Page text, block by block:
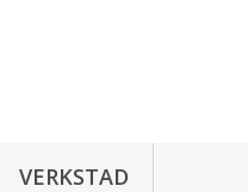
VERKSTAD